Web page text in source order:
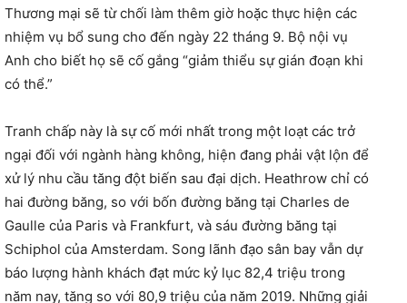
Thương mại sẽ từ chối làm thêm giờ hoặc thực hiện các
nhiệm vụ bổ sung cho đến ngày 22 tháng 9. Bộ nội vụ
Anh cho biết họ sẽ cố gắng “giảm thiểu sự gián đoạn khi
có thể.”
Tranh chấp này là sự cố mới nhất trong một loạt các trở
ngại đối với ngành hàng không, hiện đang phải vật lộn để
xử lý nhu cầu tăng đột biến sau đại dịch. Heathrow chỉ có
hai đường băng, so với bốn đường băng tại Charles de
Gaulle của Paris và Frankfurt, và sáu đường băng tại
Schiphol của Amsterdam. Song lãnh đạo sân bay vẫn dự
báo lượng hành khách đạt mức kỷ lục 82,4 triệu trong
năm nay, tăng so với 80,9 triệu của năm 2019. Những giải